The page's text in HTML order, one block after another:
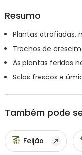
Resumo
Plantas atrofiadas,
Trechos de
As plantas feridas
Solos frescos e
Também pode
Feijão